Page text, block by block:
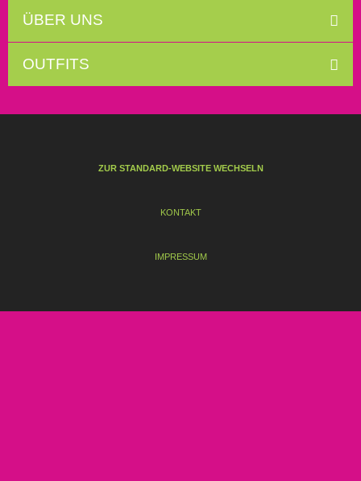
ÜBER UNS
OUTFITS
ZUR STANDARD-WEBSITE WECHSELN
KONTAKT
IMPRESSUM